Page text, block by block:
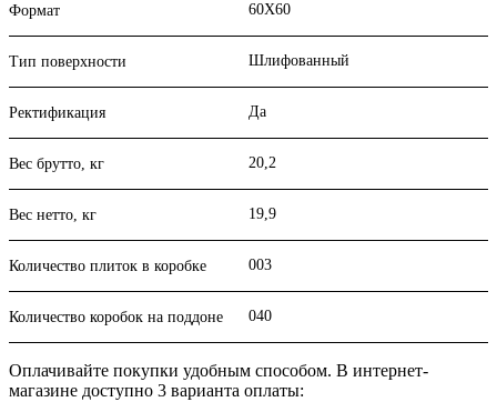
Формат 60X60
Тип поверхности Шлифованный
Ректификация Да
Вес брутто, кг 20,2
Вес нетто, кг 19,9
Количество плиток в коробке 003
Количество коробок на поддоне 040
Оплачивайте покупки удобным способом. В интернет-
магазине доступно 3 варианта оплаты: